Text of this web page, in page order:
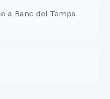
a Banc del Temps